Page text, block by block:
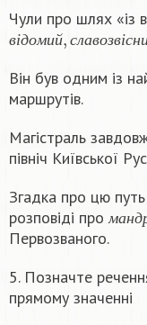
Чули про шлях «із
в і д ом и й слав озв існ и
відомий, славо звіс н
Він був одним із
маршрутів.
Магістраль
північ Київської
Згадка про цю путь
розповіді прома н д
манд
Первозваного.
5. Позначте
прямому значенні